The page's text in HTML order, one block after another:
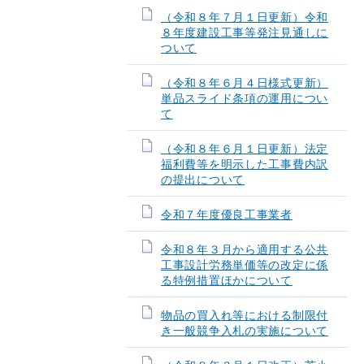
（令和８年７月１日更新）令和
８年度建設工事等発注見通しに
ついて
（令和８年６月４日様式更新）
単品スライド条項の運用につい
て
（令和８年６月１日更新）法定
福利費等を明示した工事費内訳
の提出について
令和７年度優良工事業者
令和８年３月から適用する公共
工事設計労務単価等の改定に係
る特例措置ほかについて
物品の買入れ等における制限付
き一般競争入札の実施について